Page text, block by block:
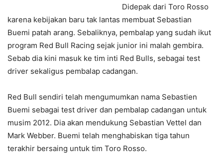
Didepak dari Toro Rosso
karena kebijakan baru tak lantas membuat Sebastian
Buemi patah arang. Sebaliknya, pembalap yang sudah ikut
program Red Bull Racing sejak junior ini malah gembira.
Sebab dia kini masuk ke tim inti Red Bulls, sebagai test
driver sekaligus pembalap cadangan.
Red Bull sendiri telah mengumumkan nama Sebastien
Buemi sebagai test driver dan pembalap cadangan untuk
musim 2012. Dia akan mendukung Sebastian Vettel dan
Mark Webber. Buemi telah menghabiskan tiga tahun
terakhir bersaing untuk tim Toro Rosso.